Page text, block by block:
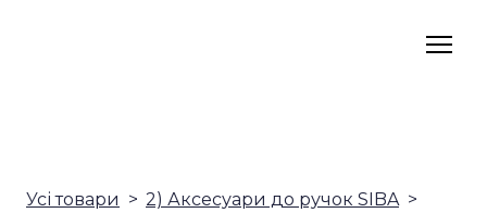
Усі товари
2) Аксесуари до ручок SIBA